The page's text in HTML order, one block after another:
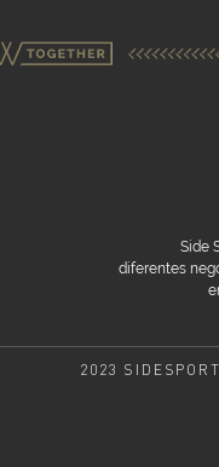
Side
diferentes
2023